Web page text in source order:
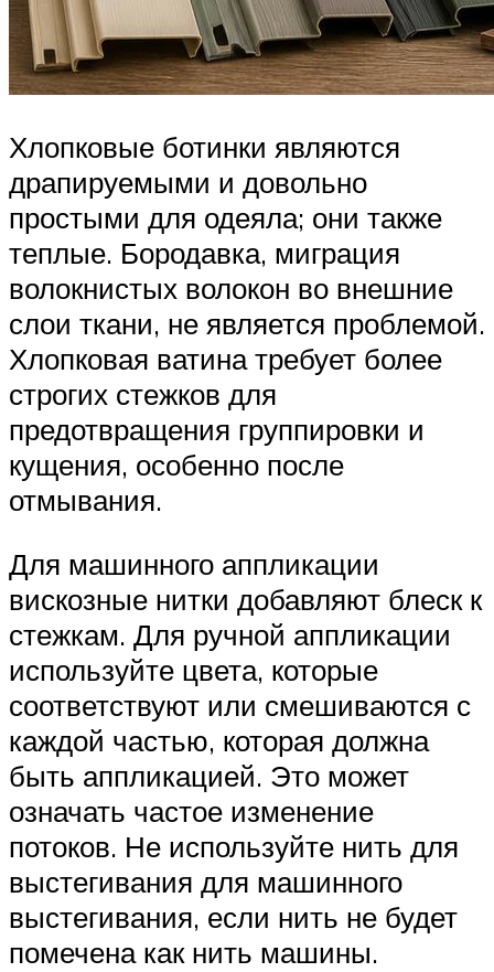
Хлопковые ботинки являются
драпируемыми и довольно
простыми для одеяла; они также
теплые. Бородавка, миграция
волокнистых волокон во внешние
слои ткани, не является проблемой.
Хлопковая ватина требует более
строгих стежков для
предотвращения группировки и
кущения, особенно после
отмывания.
Для машинного аппликации
вискозные нитки добавляют блеск к
стежкам. Для ручной аппликации
используйте цвета, которые
соответствуют или смешиваются с
каждой частью, которая должна
быть аппликацией. Это может
означать частое изменение
потоков. Не используйте нить для
выстегивания для машинного
выстегивания, если нить не будет
помечена как нить машины.